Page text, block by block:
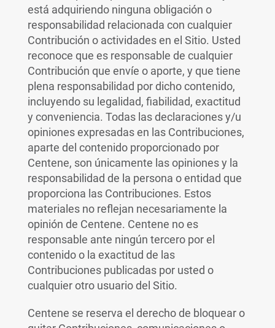
está adquiriendo ninguna obligación o
responsabilidad relacionada con cualquier
Contribución o actividades en el Sitio. Usted
reconoce que es responsable de cualquier
Contribución que envíe o aporte, y que tiene
plena responsabilidad por dicho contenido,
incluyendo su legalidad, fiabilidad, exactitud
y conveniencia. Todas las declaraciones y/u
opiniones expresadas en las Contribuciones,
aparte del contenido proporcionado por
Centene, son únicamente las opiniones y la
responsabilidad de la persona o entidad que
proporciona las Contribuciones. Estos
materiales no reflejan necesariamente la
opinión de Centene. Centene no es
responsable ante ningún tercero por el
contenido o la exactitud de las
Contribuciones publicadas por usted o
cualquier otro usuario del Sitio.
Centene se reserva el derecho de bloquear o